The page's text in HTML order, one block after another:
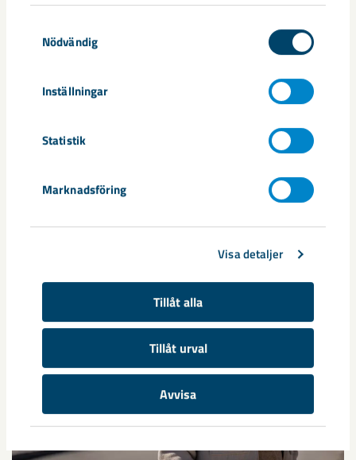
Nödvändig
Inställningar
Statistik
Marknadsföring
Visa detaljer
Tillåt alla
Tillåt urval
Avvisa
robotar med armar och ben, går snabbt. I takt med att
Nu syns det hur LKAB:s nya sovringsverk successivt tar form.